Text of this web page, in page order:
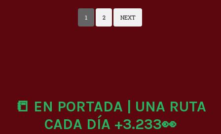
1 2 NEXT
📒 EN PORTADA | UNA RUTA
CADA DÍA +3.233👀